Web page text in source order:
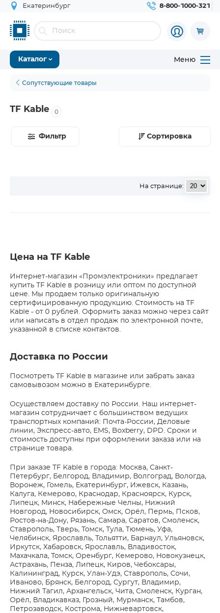
Екатеринбург 8-800-1000-321
Каталог Меню
Сопутствующие товары
TF Kable 0
Фильтр Сортировка
На странице:
Цена на TF Kable
Интернет-магазин «Промэлектроники» предлагает
купить TF Kable в розницу или оптом по доступной
цене. Мы продаем только оригинальную
сертифицированную продукцию. Стоимость на TF
Kable - от 0 рублей. Оформить заказ можно через сайт
или написать в отдел продаж по электронной почте,
указанной в списке контактов.
Доставка по России
Посмотреть TF Kable в магазине или забрать заказ
самовывозом можно в Екатеринбурге.
Осуществляем доставку по России. Наш интернет-
магазин сотрудничает с большинством ведущих
транспортных компаний: Почта-России, Деловые
линии, Экспресс-авто, EMS, Boxberry, DPD. Сроки и
стоимость доступны при оформлении заказа или на
странице товара.
При заказе TF Kable в города: Москва, Санкт-
Петербург, Белгород, Владимир, Волгоград, Вологда,
Воронеж, Гомель, Екатеринбург, Ижевск, Казань,
Калуга, Кемерово, Краснодар, Красноярск, Курск,
Липецк, Минск, Набережные Челны, Нижний
Новгород, Новосибирск, Омск, Орёл, Пермь, Псков,
Ростов-на-Дону, Рязань, Самара, Саратов, Смоленск,
Ставрополь, Тверь, Томск, Тула, Тюмень, Уфа,
Челябинск, Ярославль, Тольятти, Барнаул, Ульяновск,
Иркутск, Хабаровск, Ярославль, Владивосток,
Махачкала, Томск, Оренбург, Кемерово, Новокузнецк,
Астрахань, Пенза, Липецк, Киров, Чебоксары,
Калининград, Курск, Улан-Удэ, Ставрополь, Сочи,
Иваново, Брянск, Белгород, Сургут, Владимир,
Нижний Тагил, Архангельск, Чита, Смоленск, Курган,
Орёл, Владикавказ, Грозный, Мурманск, Тамбов,
Петрозаводск, Кострома, Нижневартовск,